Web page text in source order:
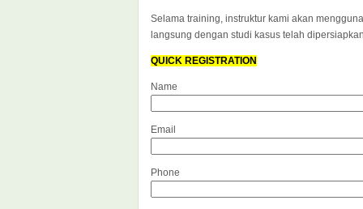
Selama training, instruktur kami akan
langsung dengan studi kasus telah
QUICK REGISTRATION
Name
Email
Phone